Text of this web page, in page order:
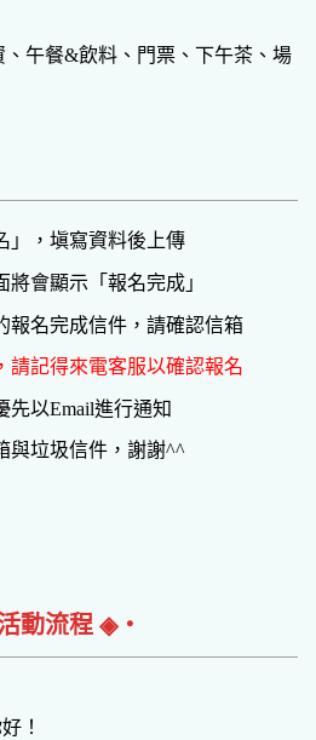
、午餐&飲料、門票、下午茶、場
」，塡寫資料後上傳
將會顯示「報名完成」
報名完成信件，請確認信箱
請記得來電客服以確認報名
先以Email進行通知
與垃圾信件，謝謝^^
動流程 ◈‧
！